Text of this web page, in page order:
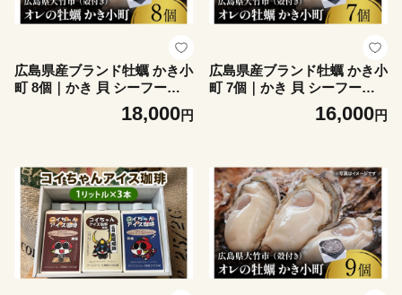
広島県産ブランド牡蠣 かき小
町 8個｜かき 貝 シーフード
オイスター 海鮮 魚介類 濃厚
海の幸 貝類 おおたけカキ 特
18,000円
広島県産ブランド牡蠣 かき小
町 7個｜かき 貝 シーフード
オイスター 海鮮 魚介類 濃厚
海の幸 貝類 おおたけカキ 特
16,000円